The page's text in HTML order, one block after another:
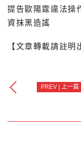
提告歐陽霆違法操
資抹黑造謠
【文章轉載請註明
PREV | 上一篇